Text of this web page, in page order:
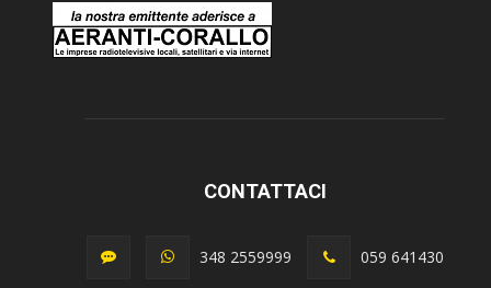
CONTATTACI
348 2559999 059 641430